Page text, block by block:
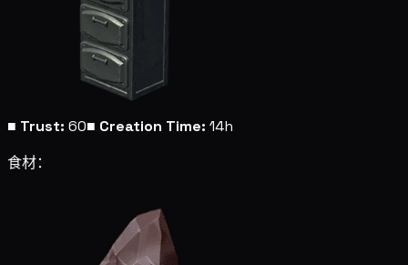
■ Trust: 60■ Creation Time: 14h
食材：